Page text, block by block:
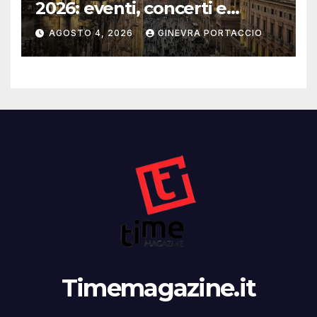
2026: eventi, concerti e
mostre
AGOSTO 4, 2026 GINEVRA PORTACCIO
Timemagazine.it